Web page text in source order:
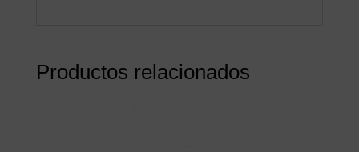
Productos relacionados